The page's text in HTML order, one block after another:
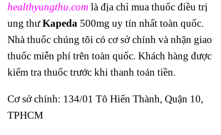
healthyungthu.com là địa chỉ mua thuốc điều trị
ung thưKapeda 500mg uy tín nhất toàn quốc.
Nhà thuốc chúng tôi có cơ sở chính và nhận giao
thuốc miễn phí trên toàn quốc. Khách hàng được
kiểm tra thuốc trước khi thanh toán tiền.
Cơ sở chính: 134/01 Tô Hiến Thành, Quận 10,
TPHCM